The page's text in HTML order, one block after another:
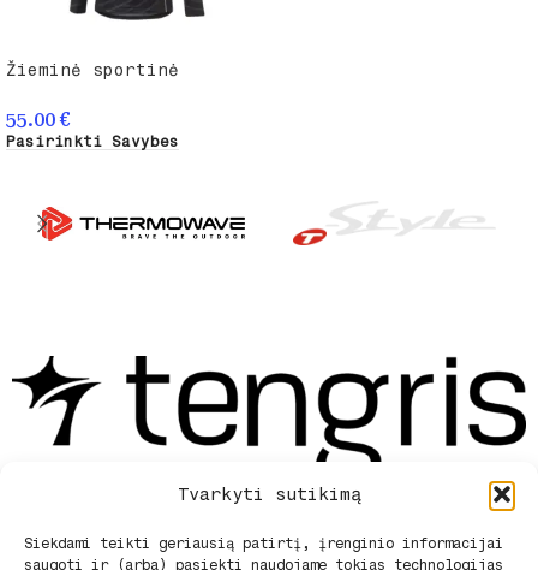
Tvarkyti sutikimą
Siekdami teikti geriausią patirtį, įrenginio informacijai
saugoti ir (arba) pasiekti naudojame tokias technologijas
Žieminė sportinė
55.00€
Pasirinkti Savybes